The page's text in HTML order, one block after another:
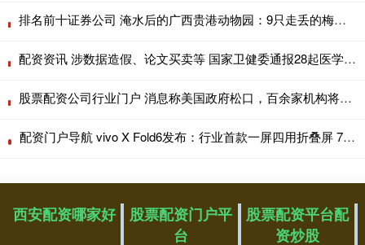
排名前十证券公司 淹水后的广西贵港动物园：9只走丢的梅花鹿仅找回1只，3只狮子被淹死
配资资讯 涉数据造假、论文买卖等 国家卫健委通报28起医学论文造假违规案例
股票配资公司行业门户 消息称美国政府松口，百余家机构将获Anthropic Mythos 5访问权限
配资门户导航 vivo X Fold6发布：行业首款一屏四用折叠屏 7999元起
西安配资哪家好
股票配资门户平
台
股票配资平台配
资炒股